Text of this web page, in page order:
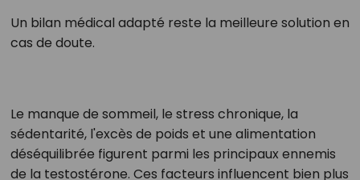
Un bilan médical adapté reste la meilleure solution en
cas de doute.
Le manque de sommeil, le stress chronique, la
sédentarité, l'excès de poids et une alimentation
déséquilibrée figurent parmi les principaux ennemis
de la testostérone. Ces facteurs influencent bien plus